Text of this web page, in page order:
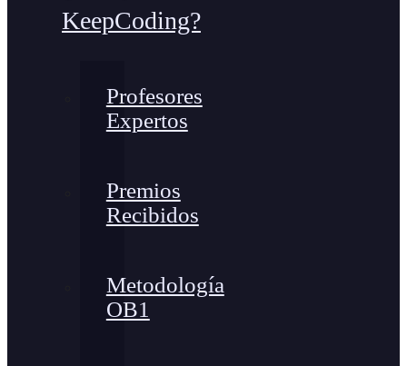
KeepCoding?
Profesores
Expertos
Premios
Recibidos
Metodología
OB1